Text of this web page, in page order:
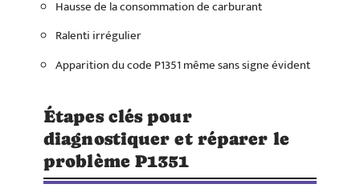
Hausse de la consommation de carburant
Ralenti irrégulier
Apparition du code P1351 même sans signe évident
Étapes clés pour
diagnostiquer et réparer le
problème P1351